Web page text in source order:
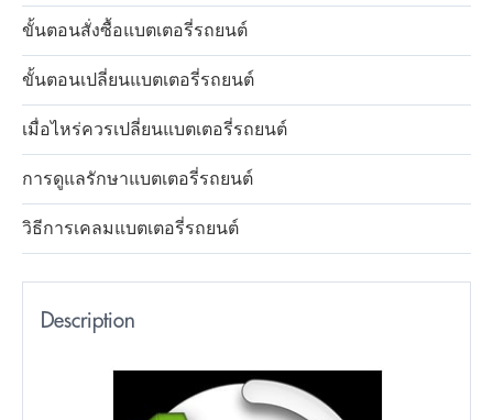
ขั้นตอนสั่งซื้อแบตเตอรี่รถยนต์
ขั้นตอนเปลี่ยนแบตเตอรี่รถยนต์
เมื่อไหร่ควรเปลี่ยนแบตเตอรี่รถยนต์
การดูแลรักษาแบตเตอรี่รถยนต์
วิธีการเคลมแบตเตอรี่รถยนต์
Description